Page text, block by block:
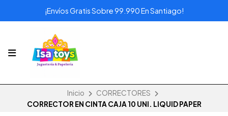
¡Envíos Gratis Sobre 99.990 En Santiago!
Inicio
CORRECTORES
CORRECTOR EN CINTA CAJA 10 UNI. LIQUID PAPER